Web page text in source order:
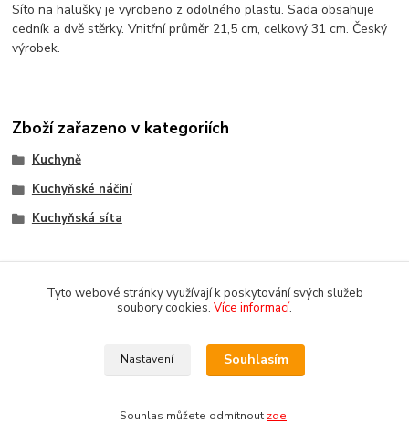
Síto na halušky je vyrobeno z odolného plastu. Sada obsahuje
cedník a dvě stěrky. Vnitřní průměr 21,5 cm, celkový 31 cm. Český
výrobek.
Zboží zařazeno v kategoriích
Kuchyně
Kuchyňské náčiní
Kuchyňská síta
Copyright 2018-2025 DOMOMARKET.CZ
Tyto webové stránky využívají k poskytování svých služeb
soubory cookies. Více informací.
Nastavení Souhlasím
Souhlas můžete odmítnout zde.